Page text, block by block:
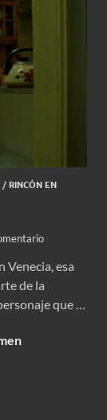
/ RINCÓN EN
Venecia, esa
de la
que …